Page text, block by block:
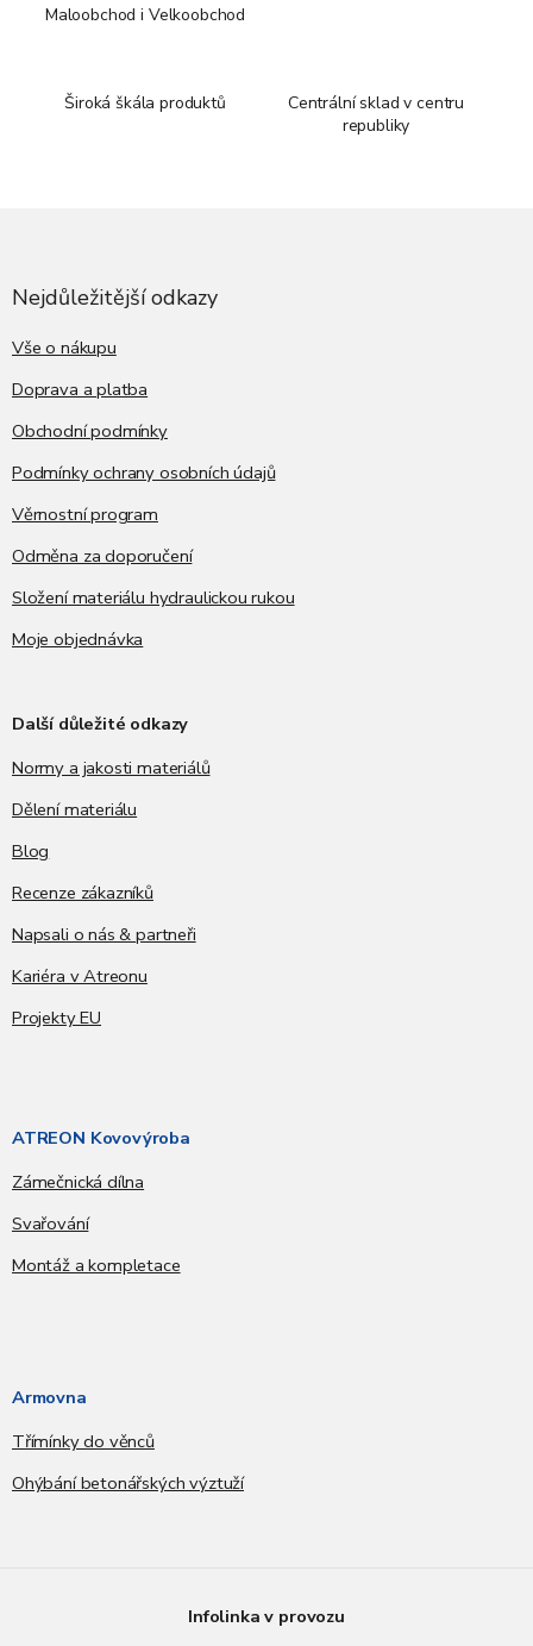
Maloobchod i Velkoobchod
Široká škála produktů
Centrální sklad v centru
republiky
Nejdůležitější odkazy
Vše o nákupu
Doprava a platba
Obchodní podmínky
Podmínky ochrany osobních údajů
Věrnostní program
Odměna za doporučení
Složení materiálu hydraulickou rukou
Moje objednávka
Další důležité odkazy
Normy a jakosti materiálů
Dělení materiálu
Blog
Recenze zákazníků
Napsali o nás & partneři
Kariéra v Atreonu
Projekty EU
ATREON Kovovýroba
Zámečnická dílna
Svařování
Montáž a kompletace
Armovna
Třímínky do věnců
Ohýbání betonářských výztuží
Infolinka v provozu